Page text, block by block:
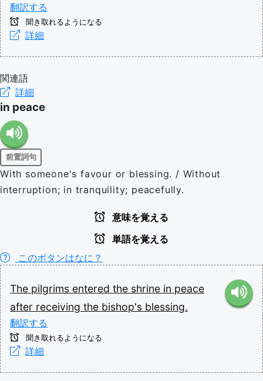
翻訳する
聞き取れるようになる
詳細
関連語
詳細
in peace
前置詞句
With someone's favour or blessing. / Without
interruption; in tranquility; peacefully.
意味を覚える
単語を覚える
このボタンはなに？
The pilgrims entered the shrine in peace
after receiving the bishop's blessing.
翻訳する
聞き取れるようになる
詳細